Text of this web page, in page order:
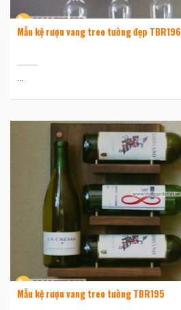
Mẫu kệ rượu vang treo tường đẹp TBR196
Mẫu kệ rượu vang treo tường TBR195